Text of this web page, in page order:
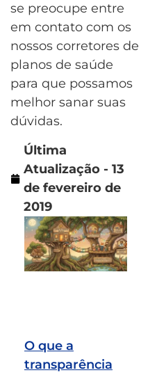
se preocupe entre
em contato com os
nossos corretores de
planos de saúde
para que possamos
melhor sanar suas
dúvidas.
Última
Atualização - 13
de fevereiro de
2019
O que a
transparência